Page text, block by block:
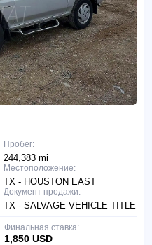
Пробег:
244,383 mi
Местоположение:
TX - HOUSTON EAST
Документ продажи:
TX - SALVAGE VEHICLE TITLE
Финальная ставка:
1,850 USD